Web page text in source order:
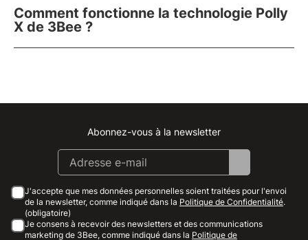
Comment fonctionne la technologie Polly
X de 3Bee ?
Instagram
Facebook
Linkedin
Youtube
Abonnez-vous à la newsletter
J'accepte que mes données personnelles soient traitées pour l'envoi
de la newsletter, comme indiqué dans la Politique de Confidentialité.
(obligatoire)
Je consens à recevoir des newsletters et des communications
marketing de 3Bee, comme indiqué dans la Politique de